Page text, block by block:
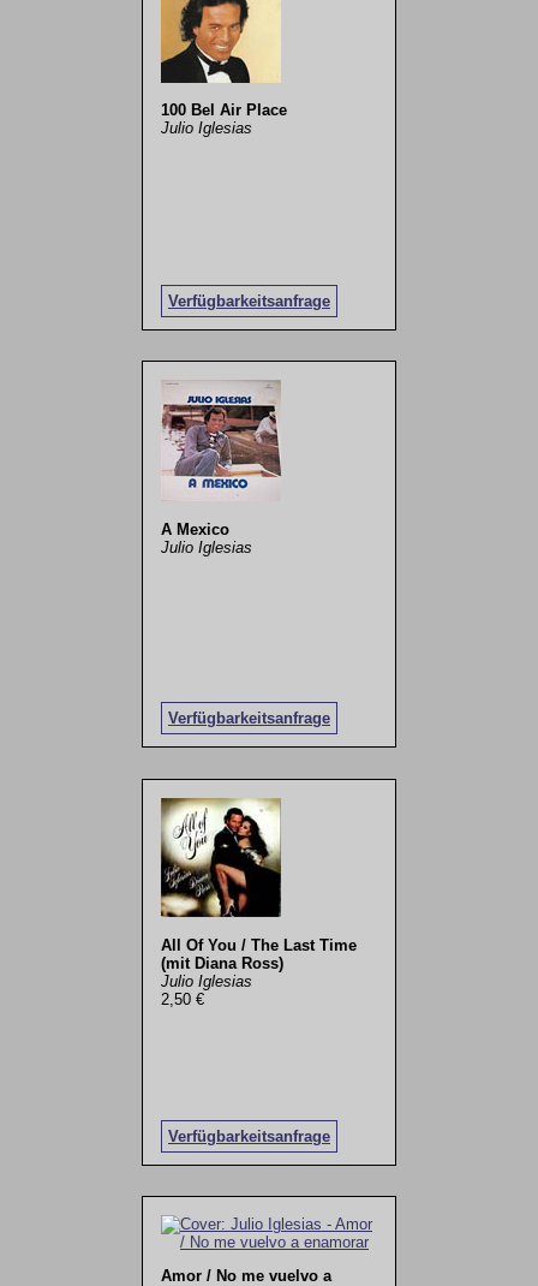
100 Bel Air Place
Julio Iglesias
Verfügbarkeitsanfrage
A Mexico
Julio Iglesias
Verfügbarkeitsanfrage
All Of You / The Last Time
(mit Diana Ross)
Julio Iglesias
2,50 €
Verfügbarkeitsanfrage
Amor / No me vuelvo a